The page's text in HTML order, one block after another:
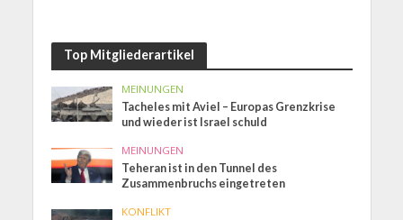
Top Mitgliederartikel
MEINUNGEN
Tacheles mit Aviel – Europas Grenzkrise
und wieder ist Israel schuld
MEINUNGEN
Teheran ist in den Tunnel des
Zusammenbruchs eingetreten
KONFLIKT